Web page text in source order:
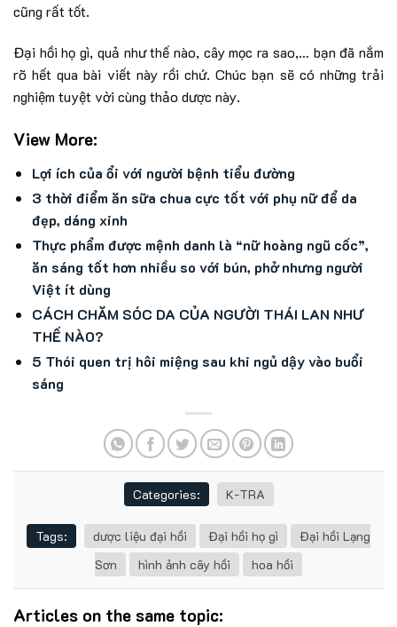
cũng rất tốt.
Đại hồi họ gì, quả như thế nào, cây mọc ra sao,… bạn đã nắm
rõ hết qua bài viết này rồi chứ. Chúc bạn sẽ có những trải
nghiệm tuyệt vời cùng thảo dược này.
View More:
Lợi ích của ổi với người bệnh tiểu đường
3 thời điểm ăn sữa chua cực tốt với phụ nữ để da
đẹp, dáng xinh
Thực phẩm được mệnh danh là “nữ hoàng ngũ cốc”,
ăn sáng tốt hơn nhiều so với bún, phở nhưng người
Việt ít dùng
CÁCH CHĂM SÓC DA CỦA NGƯỜI THÁI LAN NHƯ
THẾ NÀO?
5 Thói quen trị hôi miệng sau khi ngủ dậy vào buổi
sáng
Categories: K-TRA
Tags: dược liệu đại hồi Đại hồi họ gì
Đại hồi Lạng
Sơn
hình ảnh cây hồi hoa hồi
Articles on the same topic: